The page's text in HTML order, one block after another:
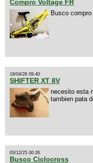
Compro Voltage FR
Busco
19/04/26 09:40
SHIFTER XT 8V
necesito esta
tambien pata
03/12/25 00:26
Busco Ciclocross